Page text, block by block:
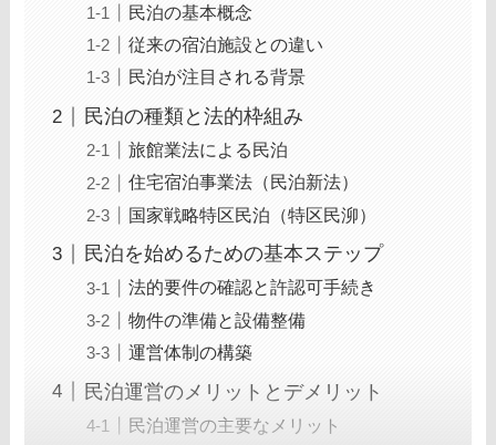
民泊の基本概念
従来の宿泊施設との違い
民泊が注目される背景
民泊の種類と法的枠組み
旅館業法による民泊
住宅宿泊事業法（民泊新法）
国家戦略特区民泊（特区民泖）
民泊を始めるための基本ステップ
法的要件の確認と許認可手続き
物件の準備と設備整備
運営体制の構築
民泊運営のメリットとデメリット
民泊運営の主要なメリット